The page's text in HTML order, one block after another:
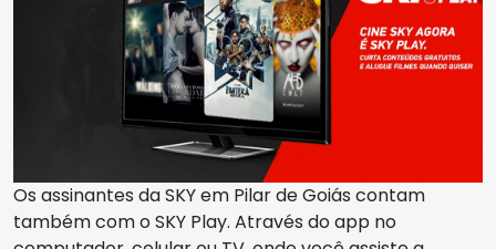
Os assinantes da SKY em Pilar de Goiás contam
também com o SKY Play. Através do app no